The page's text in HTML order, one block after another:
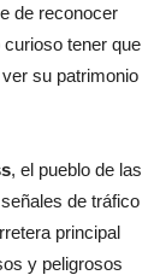
de reconocer
tener que
su patrimonio
, el pueblo de las
de tráfico
principal
y peligrosos